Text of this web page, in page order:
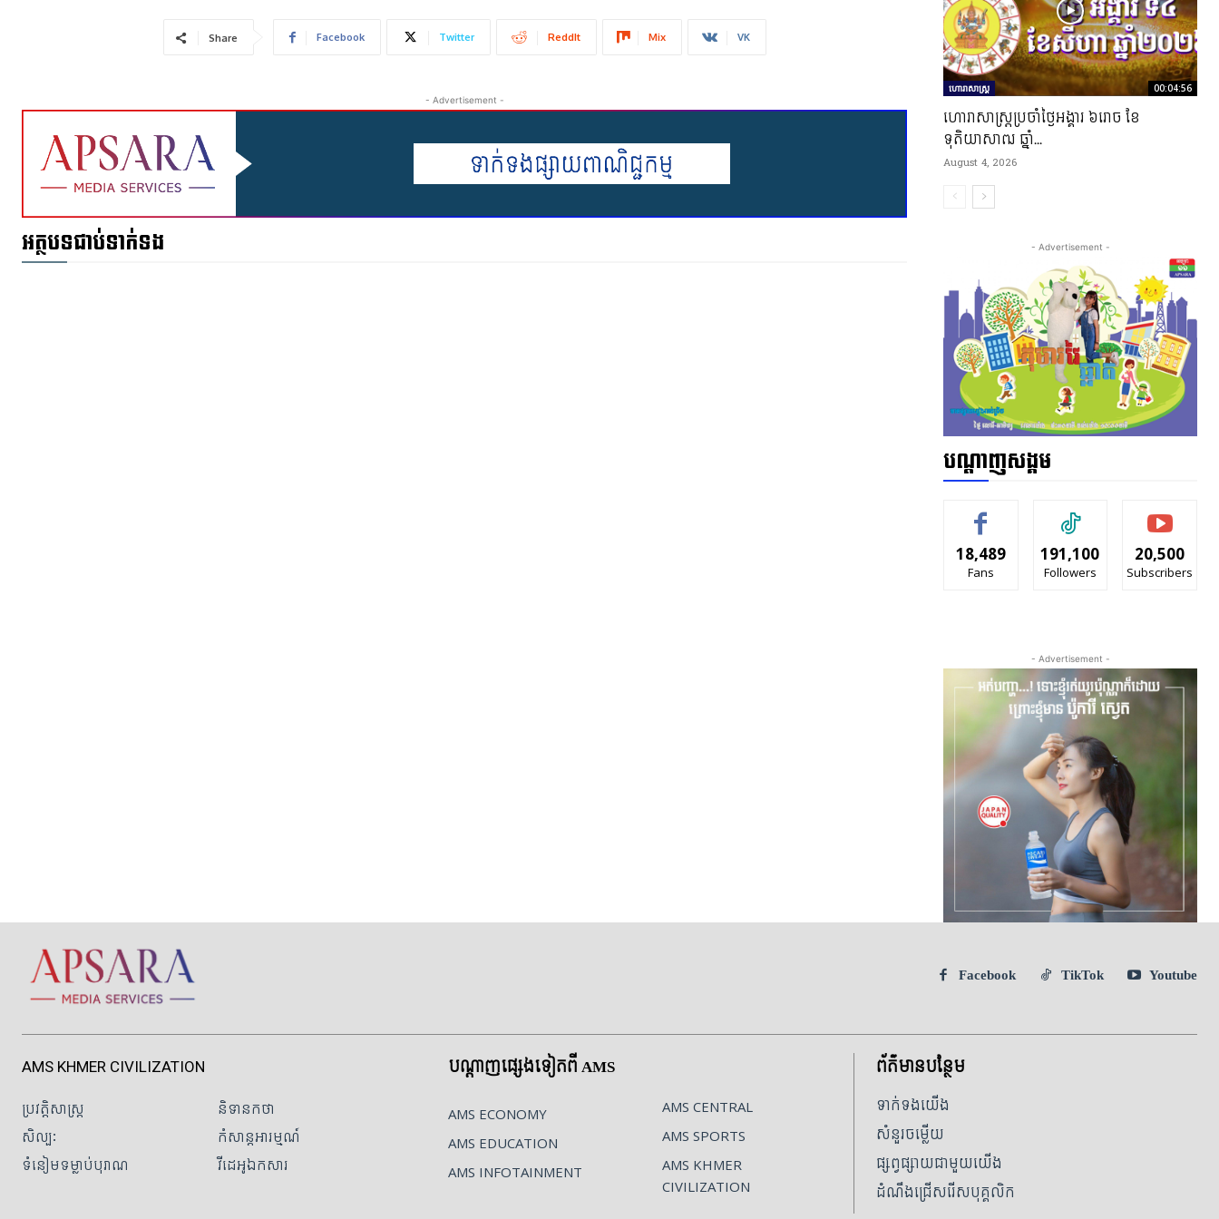
Share Facebook Twitter ReddIt Mix VK
- Advertisement -
អត្ថបទជាប់ទាក់ទង
ហោរាសាស្ត្រ 00:04:56
ហោរាសាស្រ្តប្រចាំថ្ងៃអង្គារ ៦រោច ខែ
ទុតិយាសាឍ ឆ្នាំ...
August 4, 2026
- Advertisement -
បណ្ដាញសង្គម
18,489
Fans
191,100
Followers
20,500
Subscribers
- Advertisement -
Facebook TikTok Youtube
AMS KHMER CIVILIZATION
ប្រវត្តិសាស្ត្រ
សិល្បៈ
ទំនៀមទម្លាប់បុរាណ
និទានកថា
កំសាន្តអារម្មណ៍
វីដេអូឯកសារ
បណ្ដាញផ្សេងទៀតពី AMS
AMS ECONOMY
AMS EDUCATION
AMS INFOTAINMENT
AMS CENTRAL
AMS SPORTS
AMS KHMER
CIVILIZATION
ព័ត៌មានបន្ថែម
ទាក់ទងយើង
សំនួរចម្លើយ
ផ្សព្វផ្សាយជាមួយយើង
ដំណឹងជ្រើសរើសបុគ្គលិក